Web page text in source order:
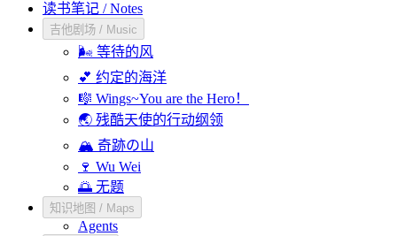
读书笔记 / Notes
吉他剧场 / Music
🌬️ 等待的风
💕 约定的海洋
🎼 Wings~You are the Hero！
🌏 残酷天使的行动纲领
🏔️ 奇跡の山
🍷 Wu Wei
🌅 无题
知识地图 / Maps
Agents